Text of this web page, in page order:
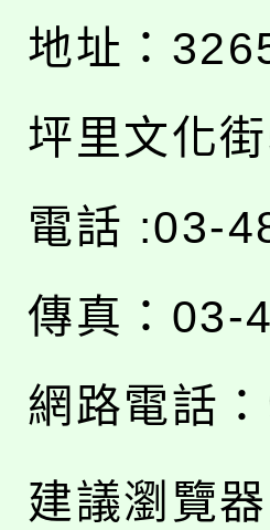
地址：
坪里文化
電話 :03-
傳真：03-
網路電話
建議瀏覽